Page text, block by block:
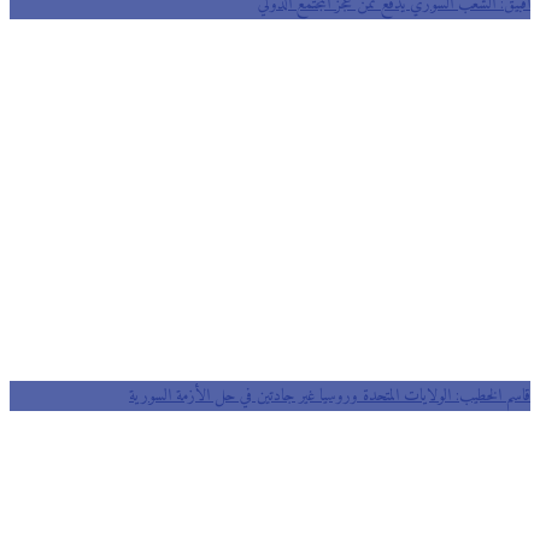
قاسم الخطيب: الولايات المتحدة وروسيا غير جادتين في حل الأزمة السورية